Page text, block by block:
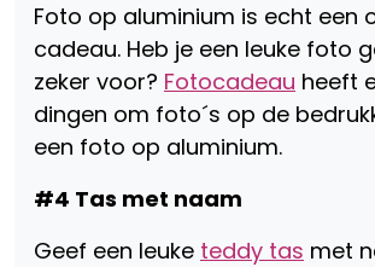
Foto op aluminium is echt een
cadeau. Heb je een leuke foto
zeker voor? Fotocadeau heeft
dingen om foto´s op de
een foto op aluminium.
#4 Tas met naam
Geef een leuke teddy tas met